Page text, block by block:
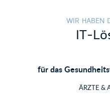
WIR HABEN
IT-
für das
ÄRZTE &